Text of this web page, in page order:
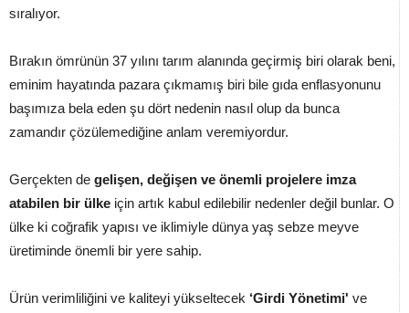
sıralıyor.
Bırakın ömrünün 37 yılını tarım alanında geçirmiş biri olarak beni,
eminim hayatında pazara çıkmamış biri bile gıda enflasyonunu
başımıza bela eden şu dört nedenin nasıl olup da bunca
zamandır çözülemediğine anlam veremiyordur.
Gerçekten de gelişen, değişen ve önemli projelere imza
atabilen bir ülke için artık kabul edilebilir nedenler değil bunlar. O
ülke ki coğrafik yapısı ve iklimiyle dünya yaş sebze meyve
üretiminde önemli bir yere sahip.
Ürün verimliliğini ve kaliteyi yükseltecek ‘Girdi Yönetimi' ve